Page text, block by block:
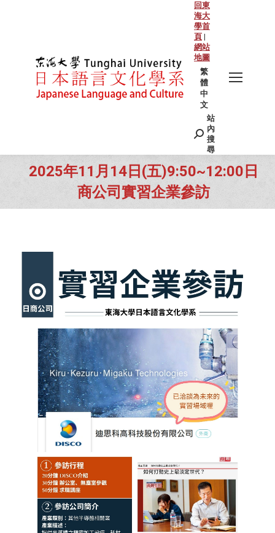
回東
海大
學首
頁 |
網站
地圖
繁
體
中
文
Search:
站
內
搜
尋
2025年11月14日(五)9:50~12:00日
商公司實習企業參訪
You are here: